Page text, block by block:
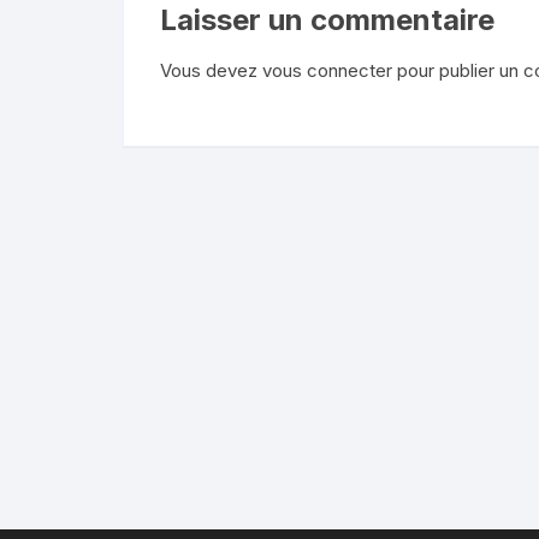
Laisser un commentaire
Vous devez vous connecter pour publier un